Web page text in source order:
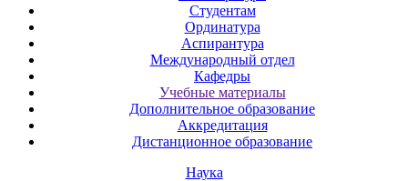
Студентам
Ординатура
Аспирантура
Международный отдел
Кафедры
Учебные материалы
Дополнительное образование
Аккредитация
Дистанционное образование
Наука